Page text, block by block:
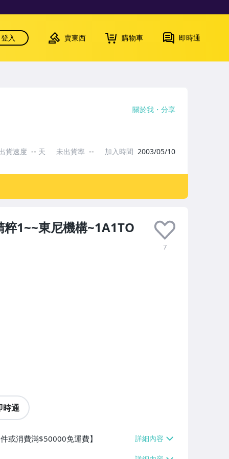
登入 賣東西 購物車 即時通
1~~東尼機構~1A1TO
7
時通
或消費滿$50000免運費】
關於我 分享
貨速度 -- 天 未出貨率 -- 加入時間 2003/05/10